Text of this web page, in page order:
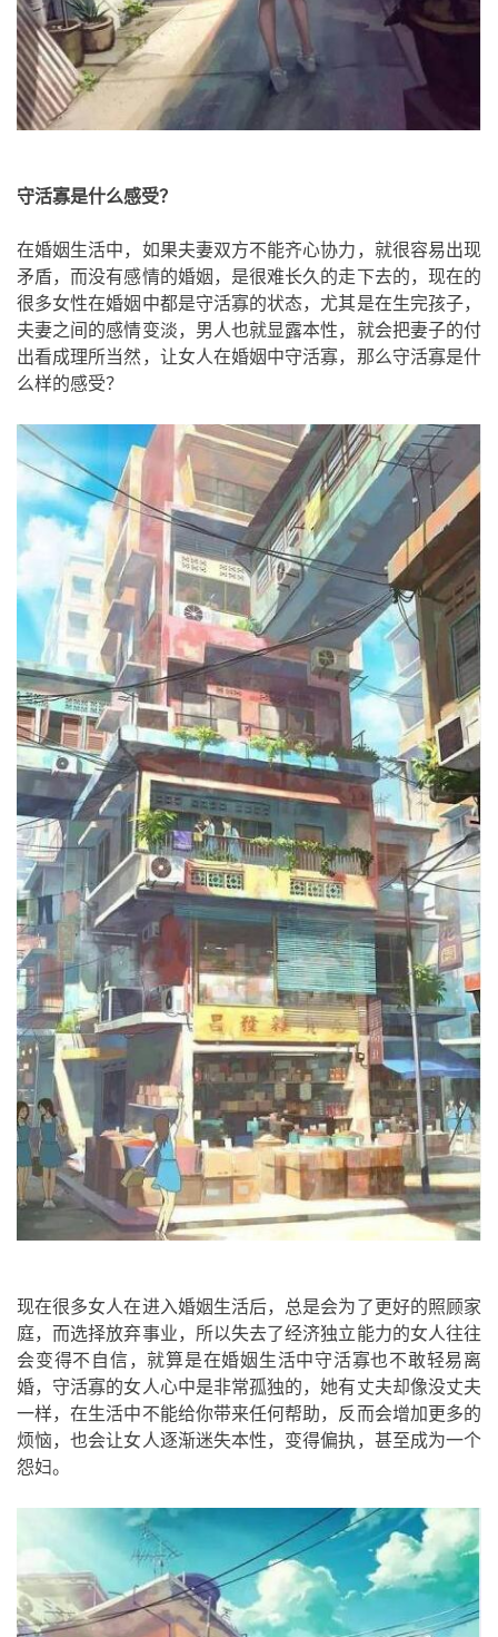
守活寡是什么感受？
在婚姻生活中，如果夫妻双方不能齐心协力，就很容易出现
矛盾，而没有感情的婚姻，是很难长久的走下去的，现在的
很多女性在婚姻中都是守活寡的状态，尤其是在生完孩子，
夫妻之间的感情变淡，男人也就显露本性，就会把妻子的付
出看成理所当然，让女人在婚姻中守活寡，那么守活寡是什
么样的感受？
现在很多女人在进入婚姻生活后，总是会为了更好的照顾家
庭，而选择放弃事业，所以失去了经济独立能力的女人往往
会变得不自信，就算是在婚姻生活中守活寡也不敢轻易离
婚，守活寡的女人心中是非常孤独的，她有丈夫却像没丈夫
一样，在生活中不能给你带来任何帮助，反而会增加更多的
烦恼，也会让女人逐渐迷失本性，变得偏执，甚至成为一个
怨妇。